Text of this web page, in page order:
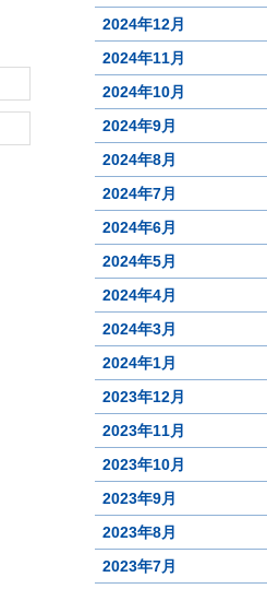
2024年12月
2024年11月
2024年10月
2024年9月
2024年8月
2024年7月
2024年6月
2024年5月
2024年4月
2024年3月
2024年1月
2023年12月
2023年11月
2023年10月
2023年9月
2023年8月
2023年7月